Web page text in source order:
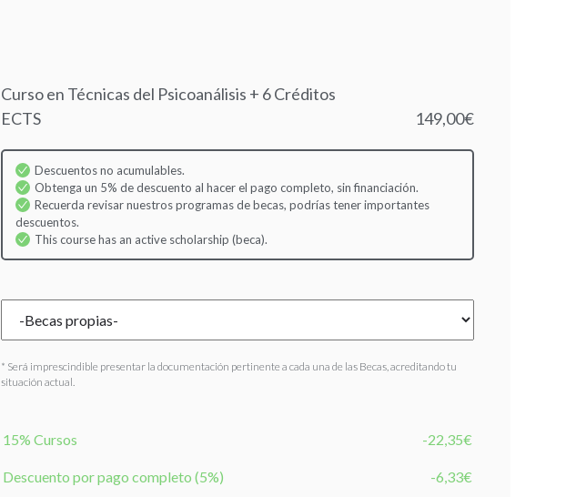
Curso en Técnicas del Psicoanálisis + 6 Créditos
ECTS
149,00€
Descuentos no acumulables.
Obtenga un 5% de descuento al hacer el pago completo, sin financiación.
Recuerda revisar nuestros programas de becas, podrías tener importantes
descuentos.
This course has an active scholarship (beca).
* Será imprescindible presentar la documentación pertinente a cada una de las Becas, acreditando tu
situación actual.
15% Cursos -22,35€
Descuento por pago completo (5%) -6,33€